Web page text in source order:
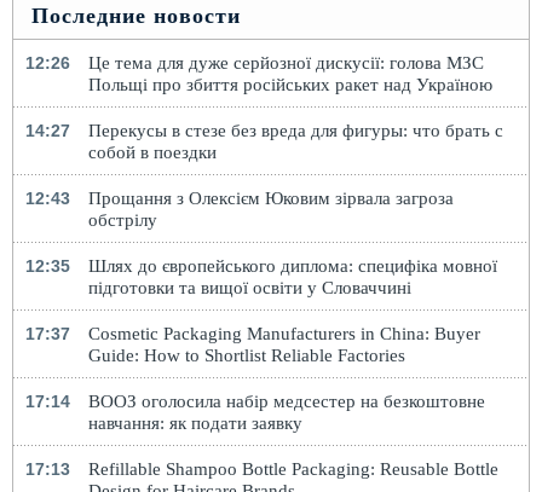
Последние новости
12:26
Це тема для дуже серйозної дискусії: голова МЗС
Польщі про збиття російських ракет над Україною
14:27
Перекусы в стезе без вреда для фигуры: что брать с
собой в поездки
12:43
Прощання з Олексієм Юковим зірвала загроза
обстрілу
12:35
Шлях до європейського диплома: специфіка мовної
підготовки та вищої освіти у Словаччині
17:37
Cosmetic Packaging Manufacturers in China: Buyer
Guide: How to Shortlist Reliable Factories
17:14
ВООЗ оголосила набір медсестер на безкоштовне
навчання: як подати заявку
17:13
Refillable Shampoo Bottle Packaging: Reusable Bottle